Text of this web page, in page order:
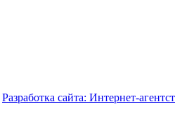
Разработка сайта: Интернет-